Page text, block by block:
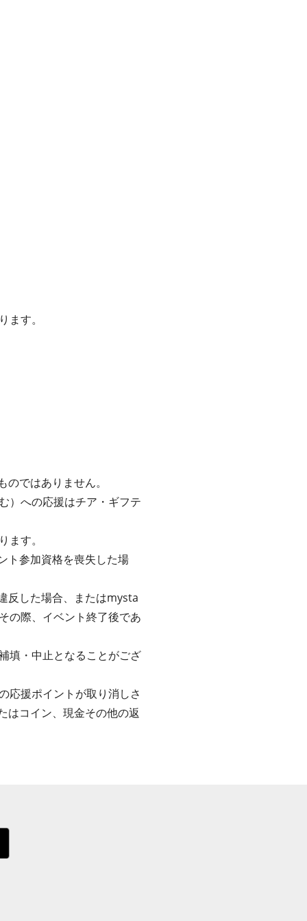
す。
ではありません。
）への応援はチア・ギフテ
す。
ト参加資格を喪失した場
反した場合、またはmysta
の際、イベント終了後であ
填・中止となることがござ
応援ポイントが取り消しさ
はコイン、現金その他の返